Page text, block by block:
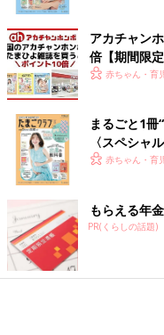
アカチャン
倍【期間限定
赤ちゃん・育
まるごと1冊
〈スペシャ
赤ちゃん・育
もらえる年
PR(くらしの話題)